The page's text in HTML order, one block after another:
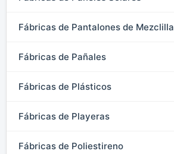
Fábricas de Pantalones de Mezclilla
Fábricas de Pañales
Fábricas de Plásticos
Fábricas de Playeras
Fábricas de Poliestireno